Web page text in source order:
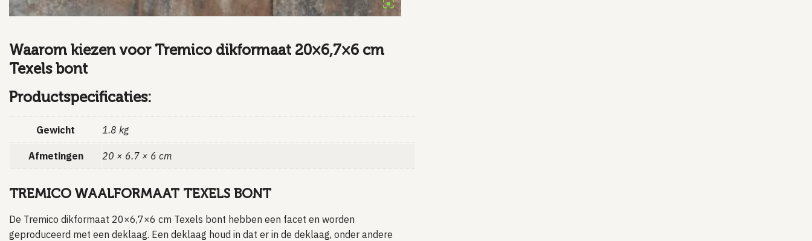
Waarom kiezen voor Tremico dikformaat 20×6,7×6 cm
Texels bont
Productspecificaties:
Gewicht 1.8 kg
Afmetingen 20 × 6.7 × 6 cm
TREMICO WAALFORMAAT TEXELS BONT
De Tremico dikformaat 20×6,7×6 cm Texels bont hebben een facet en worden
geproduceerd met een deklaag. Een deklaag houd in dat er in de deklaag, onder andere